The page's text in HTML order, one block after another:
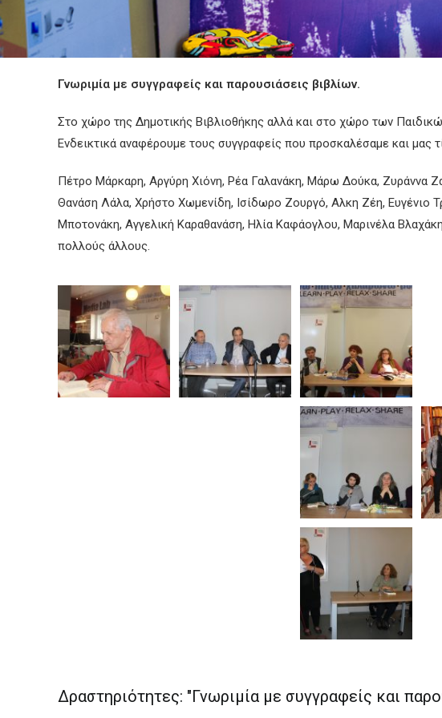
Γνωριμία με συγγραφείς και παρουσιάσεις βιβλίων.
Στο χώρο της Δημοτικής Βιβλιοθήκης αλλά και στο χώρο των
Ενδεικτικά αναφέρουμε τους συγγραφείς που προσκαλέσαμε και μας
Πέτρο Μάρκαρη, Αργύρη Χιόνη, Ρέα Γαλανάκη, Μάρω Δούκα, Ζυράννα
Θανάση Λάλα, Χρήστο Χωμενίδη, Ισίδωρο Ζουργό, Αλκη Ζέη, Ευγένιο
Μποτονάκη, Αγγελική Καραθανάση, Ηλία Καφάογλου, Μαρινέλα
πολλούς άλλους.
Δραστηριότητες: "Γνωριμία με συγγραφείς και